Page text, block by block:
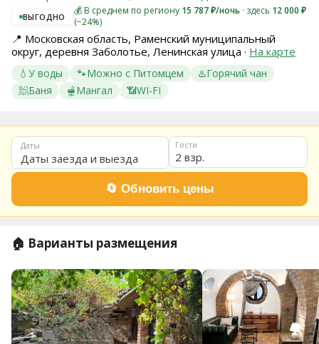
ВЫГОДНО 💰 В среднем по региону 15 787 ₽/ночь · здесь 12 000 ₽
(−24%)
📍 Московская область, Раменский муниципальный
округ, деревня Заболотье, Ленинская улица · На карте
💧 У воды 🐾Можно с Питомцем ♨️Горячий чан
🧖Баня 🫕Мангал 📶WI-FI
Даты Гости
2 взр.
🏠 Варианты размещения